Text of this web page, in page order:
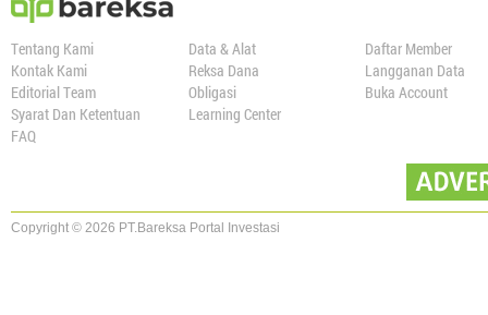
Tentang Kami
Kontak Kami
Editorial Team
Syarat Dan Ketentuan
FAQ
Data & Alat
Reksa Dana
Obligasi
Learning Center
Daftar Member
Langganan Data
Buka Account
Copyright © 2026 PT.Bareksa Portal Investasi